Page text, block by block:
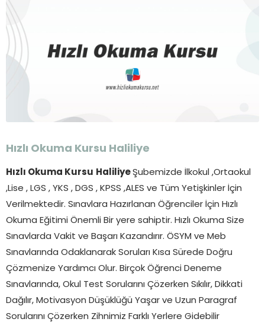
Hızlı Okuma Kursu Haliliye
Hızlı Okuma Kursu Haliliye Şubemizde İlkokul ,Ortaokul
,Lise , LGS , YKS , DGS , KPSS ,ALES ve Tüm Yetişkinler İçin
Verilmektedir. Sınavlara Hazırlanan Öğrenciler İçin Hızlı
Okuma Eğitimi Önemli Bir yere sahiptir. Hızlı Okuma Size
Sınavlarda Vakit ve Başarı Kazandırır. ÖSYM ve Meb
Sınavlarında Odaklanarak Soruları Kısa Sürede Doğru
Çözmenize Yardımcı Olur. Birçok Öğrenci Deneme
Sınavlarında, Okul Test Sorularını Çözerken Sıkılır, Dikkati
Dağılır, Motivasyon Düşüklüğü Yaşar ve Uzun Paragraf
Sorularını Çözerken Zihnimiz Farklı Yerlere Gidebilir